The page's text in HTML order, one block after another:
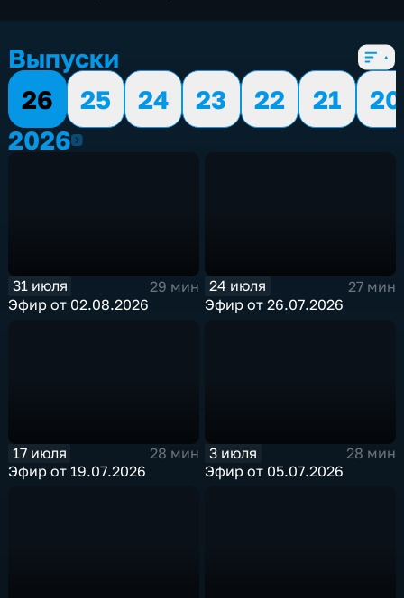
Выпуски
26
25 24 23 22 21
20
20262026
31 июля
29 мин
Эфир от 02.08.2026
24 июля
27 мин
Эфир от 26.07.2026
17 июля
28 мин
Эфир от 19.07.2026
3 июля
28 мин
Эфир от 05.07.2026